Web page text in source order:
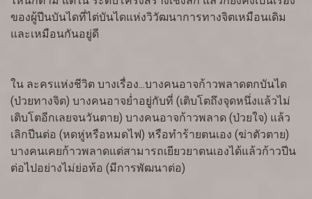
ของผู้ปีนบันไดที่ไต่บันไดแห่งวิวัฒนาการทางจิตเหมือนเดิม
และเหมือนกันอยู่ดี
ใน ละครแห่งชีวิต บางเรื่อง...บางคนอาจก้าวพลาดตกบันได
(ป่วยทางจิต) บางคนอาจย่ำอยู่กับที่ (เติบโตถึงจุดหนึ่งแล้วไม่
เติบโตอีกเลยจนวันตาย) บางคนอาจก้าวพลาด (ป่วยใจ) แล้ว
เลิกปีนต่อ (หดหู่หรือหมดไฟ) หรือทำร้ายตนเอง (ฆ่าตัวตาย)
บางคนเคยก้าวพลาดแต่สามารถเยียวยาตนเองได้แล้วก้าวปีน
ต่อไปอย่างไม่ย่อท้อ (มีการพัฒนาต่อ)